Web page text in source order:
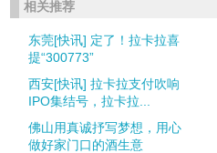
相关推荐
东莞[快讯] 定了！拉卡拉喜
提“300773”
西安[快讯] 拉卡拉支付吹响
IPO集结号，拉卡拉...
佛山用真诚抒写梦想，用心
做好家门口的酒生意